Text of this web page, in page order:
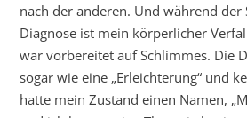
nach der anderen. Und während der
Diagnose ist mein körperlicher
war vorbereitet auf Schlimmes. Die
sogar wie eine „Erleichterung“ und
hatte mein Zustand einen Namen,